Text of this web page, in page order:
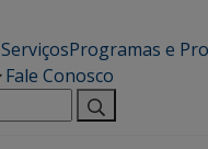
ServiçosProgramas e
Fale Conosco